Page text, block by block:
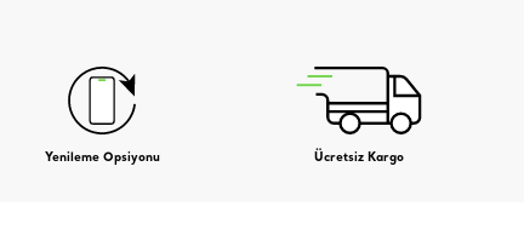
Yenileme Opsiyonu Ücretsiz Kargo